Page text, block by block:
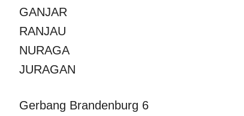
GANJAR
RANJAU
NURAGA
JURAGAN
Gerbang Brandenburg 6